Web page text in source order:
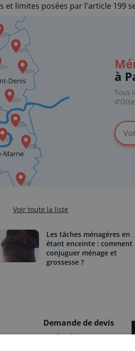
et limites posées par l'article 199
à
Tous
Voir toute la liste
Les tâches ménagères en
étant enceinte : comment
conjuguer ménage et
grossesse ?
Demande de devis
Accès client